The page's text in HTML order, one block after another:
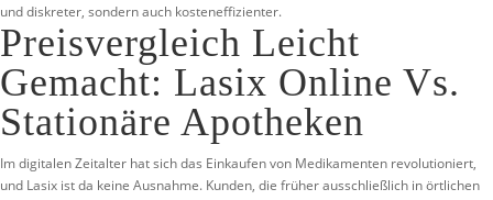
und diskreter, sondern auch kosteneffizienter.
Preisvergleich Leicht
Gemacht: Lasix Online Vs.
Stationäre Apotheken
Im digitalen Zeitalter hat sich das Einkaufen von Medikamenten revolutioniert,
und Lasix ist da keine Ausnahme. Kunden, die früher ausschließlich in örtlichen